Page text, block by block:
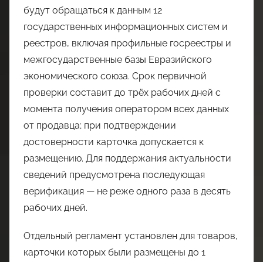
будут обращаться к данным 12
государственных информационных систем и
реестров, включая профильные госреестры и
межгосударственные базы Евразийского
экономического союза. Срок первичной
проверки составит до трёх рабочих дней с
момента получения оператором всех данных
от продавца; при подтверждении
достоверности карточка допускается к
размещению. Для поддержания актуальности
сведений предусмотрена последующая
верификация — не реже одного раза в десять
рабочих дней.
Отдельный регламент установлен для товаров,
карточки которых были размещены до 1